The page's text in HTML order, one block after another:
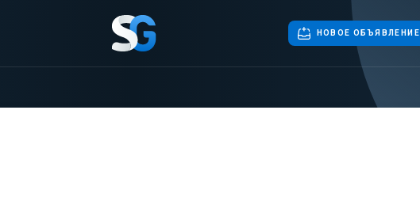
НОВОЕ ОБЪЯВЛЕНИЕ